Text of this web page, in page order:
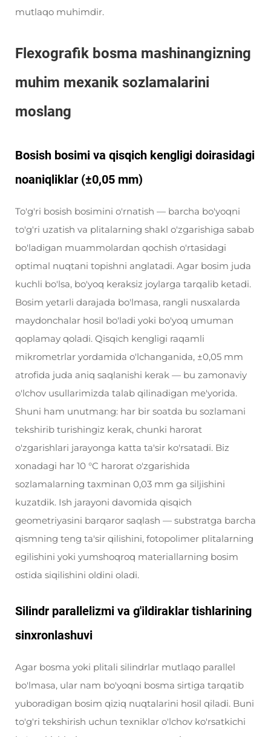
mutlaqo muhimdir.
Flexografik bosma mashinangizning
muhim mexanik sozlamalarini
moslang
Bosish bosimi va qisqich kengligi doirasidagi
noaniqliklar (±0,05 mm)
To'g'ri bosish bosimini o'rnatish — barcha bo'yoqni
to'g'ri uzatish va plitalarning shakl o'zgarishiga sabab
bo'ladigan muammolardan qochish o'rtasidagi
optimal nuqtani topishni anglatadi. Agar bosim juda
kuchli bo'lsa, bo'yoq keraksiz joylarga tarqalib ketadi.
Bosim yetarli darajada bo'lmasa, rangli nusxalarda
maydonchalar hosil bo'ladi yoki bo'yoq umuman
qoplamay qoladi. Qisqich kengligi raqamli
mikrometrlar yordamida o'lchanganida, ±0,05 mm
atrofida juda aniq saqlanishi kerak — bu zamonaviy
o'lchov usullarimizda talab qilinadigan me'yorida.
Shuni ham unutmang: har bir soatda bu sozlamani
tekshirib turishingiz kerak, chunki harorat
o'zgarishlari jarayonga katta ta'sir ko'rsatadi. Biz
xonadagi har 10 °C harorat o'zgarishida
sozlamalarning taxminan 0,03 mm ga siljishini
kuzatdik. Ish jarayoni davomida qisqich
geometriyasini barqaror saqlash — substratga barcha
qismning teng ta'sir qilishini, fotopolimer plitalarning
egilishini yoki yumshoqroq materiallarning bosim
ostida siqilishini oldini oladi.
Silindr parallelizmi va g'ildiraklar tishlarining
sinxronlashuvi
Agar bosma yoki plitali silindrlar mutlaqo parallel
bo'lmasa, ular nam bo'yoqni bosma sirtiga tarqatib
yuboradigan bosim qiziq nuqtalarini hosil qiladi. Buni
to'g'ri tekshirish uchun texniklar o'lchov ko'rsatkichi